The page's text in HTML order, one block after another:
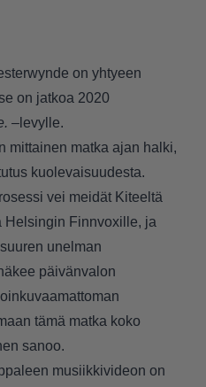
on yhtyeen
on jatkoa 2020
– levylle.
mittainen matka ajan halki,
kuolevaisuudesta.
vei meidät Kiteeltä
Helsingin Finnvoxille, ja
unelman
päivänvalon
tämä matka koko
sanoo.
musiikkivideon on